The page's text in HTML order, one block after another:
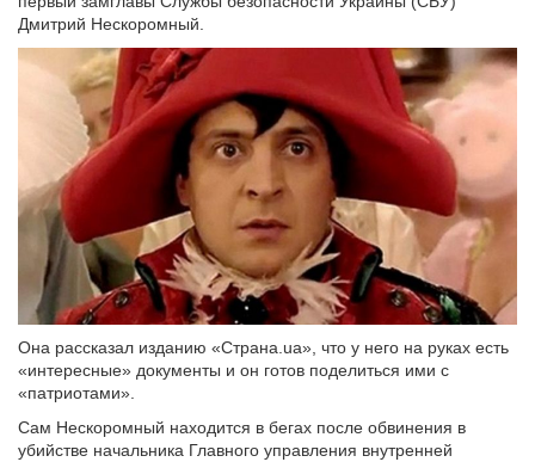
Дмитрий Нескоромный.
Она рассказал изданию «Страна.ua», что у него на руках есть
«интересные» документы и он готов поделиться ими с
«патриотами».
Сам Нескоромный находится в бегах после обвинения в
убийстве начальника Главного управления внутренней